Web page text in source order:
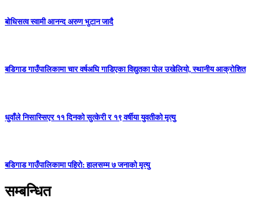
बोधिसत्व स्वामी आनन्द अरुण भुटान जादै
बडिगाड गाउँपालिकामा चार वर्षअघि गाडिएका विद्युतका पोल उखेलियो, स्थानीय आक्रोशित
धुवाँले निसास्सिएर ११ दिनको सुत्केरी र १९ वर्षीया युवतीको मृत्यु
बडिगाड गाउँपालिकामा पहिरो: हालसम्म ७ जनाको मृत्यु
सम्बन्धित